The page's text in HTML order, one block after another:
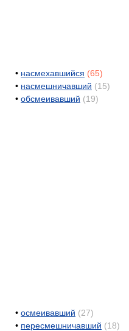
• насмехавшийся (65)
• насмешничавший (15)
• обсмеивавший (19)
• осмеивавший (27)
• пересмешничавший (18)